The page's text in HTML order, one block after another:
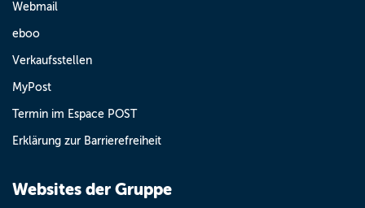
Webmail
eboo
Verkaufsstellen
MyPost
Termin im Espace POST
Erklärung zur Barrierefreiheit
Websites der Gruppe